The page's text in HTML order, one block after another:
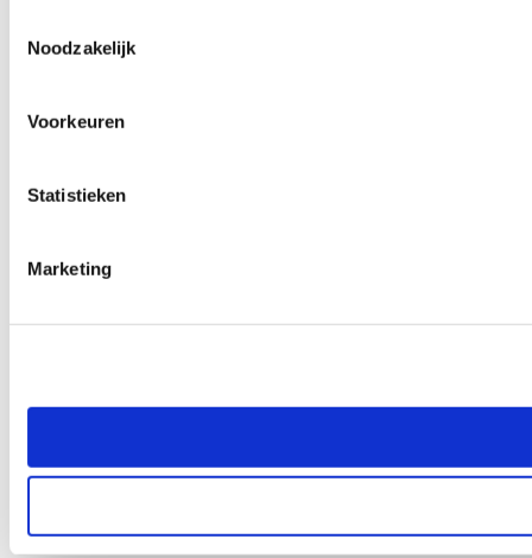
Noodzakelijk
Voorkeuren
Statistieken
Marketing